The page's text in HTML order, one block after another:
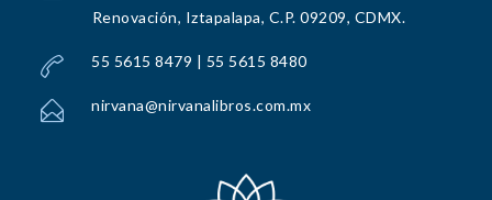
Renovación, Iztapalapa, C.P. 09209, CDMX.
55 5615 8479 | 55 5615 8480
nirvana@nirvanalibros.com.mx